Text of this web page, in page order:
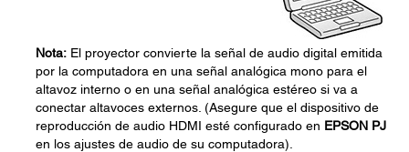
Nota: El proyector convierte la señal de audio digital emitida
por la computadora en una señal analógica mono para el
altavoz interno o en una señal analógica estéreo si va a
conectar altavoces externos. (Asegure que el dispositivo de
reproducción de audio HDMI esté configurado en EPSON PJ
en los ajustes de audio de su computadora).